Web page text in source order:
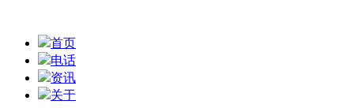
首页
电话
资讯
关于